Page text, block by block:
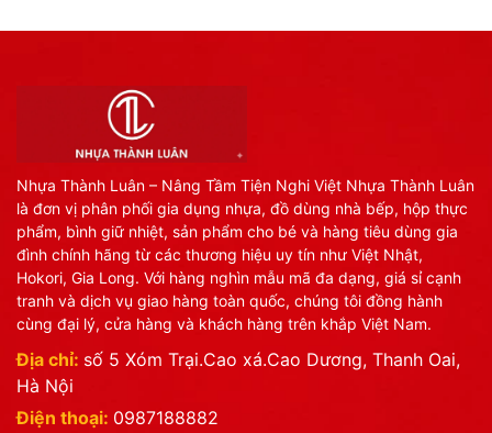
Nhựa Thành Luân – Nâng Tầm Tiện Nghi Việt Nhựa Thành Luân
là đơn vị phân phối gia dụng nhựa, đồ dùng nhà bếp, hộp thực
phẩm, bình giữ nhiệt, sản phẩm cho bé và hàng tiêu dùng gia
đình chính hãng từ các thương hiệu uy tín như Việt Nhật,
Hokori, Gia Long. Với hàng nghìn mẫu mã đa dạng, giá sỉ cạnh
tranh và dịch vụ giao hàng toàn quốc, chúng tôi đồng hành
cùng đại lý, cửa hàng và khách hàng trên khắp Việt Nam.
Địa chỉ: số 5 Xóm Trại.Cao xá.Cao Dương, Thanh Oai,
Hà Nội
Điện thoại: 0987188882